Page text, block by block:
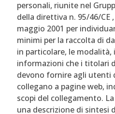
personali, riunite nel
della direttiva n. 95/46/
maggio 2001 per
minimi per la raccolta di
in particolare, le
informazioni che i titolari
devono fornire agli utenti
collegano a pagine web,
scopi del collegamento.
una descrizione di sintesi